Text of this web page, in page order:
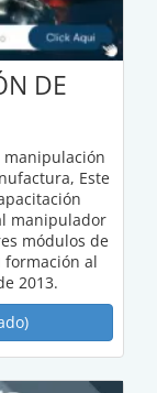
DE
manipulación
Este
manipulador
módulos de
al
2013.